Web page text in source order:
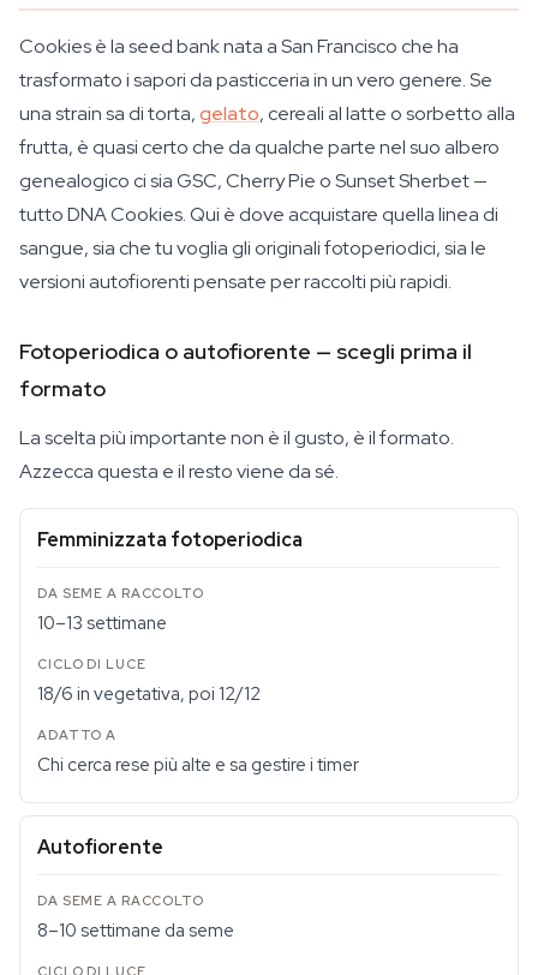
Cookies è la seed bank nata a San Francisco che ha
trasformato i sapori da pasticceria in un vero genere. Se
una strain sa di torta,gelato, cereali al latte o sorbetto alla
frutta, è quasi certo che da qualche parte nel suo albero
genealogico ci sia GSC, Cherry Pie o Sunset Sherbet —
tutto DNA Cookies. Qui è dove acquistare quella linea di
sangue, sia che tu voglia gli originali fotoperiodici, sia le
versioni autofiorenti pensate per raccolti più rapidi.
Fotoperiodica o autofiorente — scegli prima il
formato
La scelta più importante non è il gusto, è il formato.
Azzecca questa e il resto viene da sé.
Femminizzata fotoperiodica
10–13 settimane
18/6 in vegetativa, poi 12/12
Chi cerca rese più alte e sa gestire i timer
Autofiorente
8–10 settimane da seme